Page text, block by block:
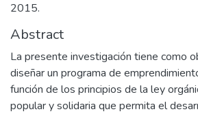
2015.
Abstract
La presente investigación tiene como
diseñar un programa de
función de los principios de la ley
popular y solidaria que permita el